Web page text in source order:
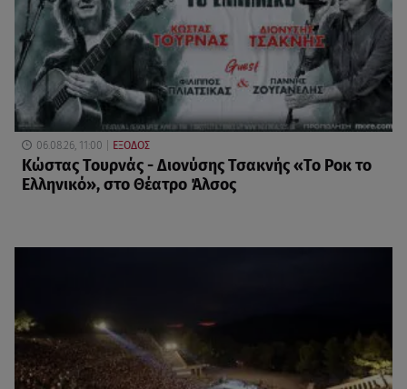
06.08.26, 11:00 ΕΞΟΔΟΣ
Κώστας Τουρνάς - Διονύσης Τσακνής «Το Ροκ το
Ελληνικό», στο Θέατρο Άλσος